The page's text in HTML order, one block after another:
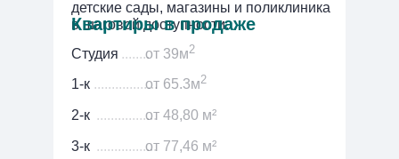
.................от 77,46 м²
3-к
.................от 48,80 м²
2-к
1-к
........
..................
от 39м2
от 65.3м2
Студия
детские сады, магазины и поликлиника
в шаговой доступности.
Квартиры в продаже